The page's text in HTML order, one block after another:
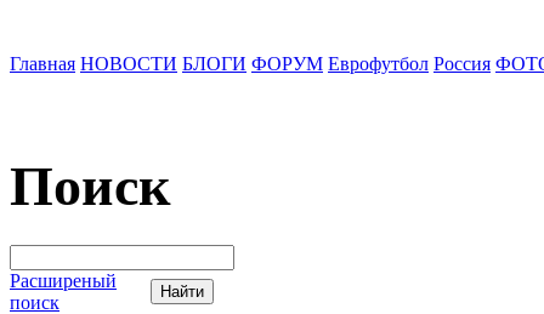
Главная НОВОСТИ БЛОГИ ФОРУМ Еврофутбол Россия
Поиск
Расширеный
поиск